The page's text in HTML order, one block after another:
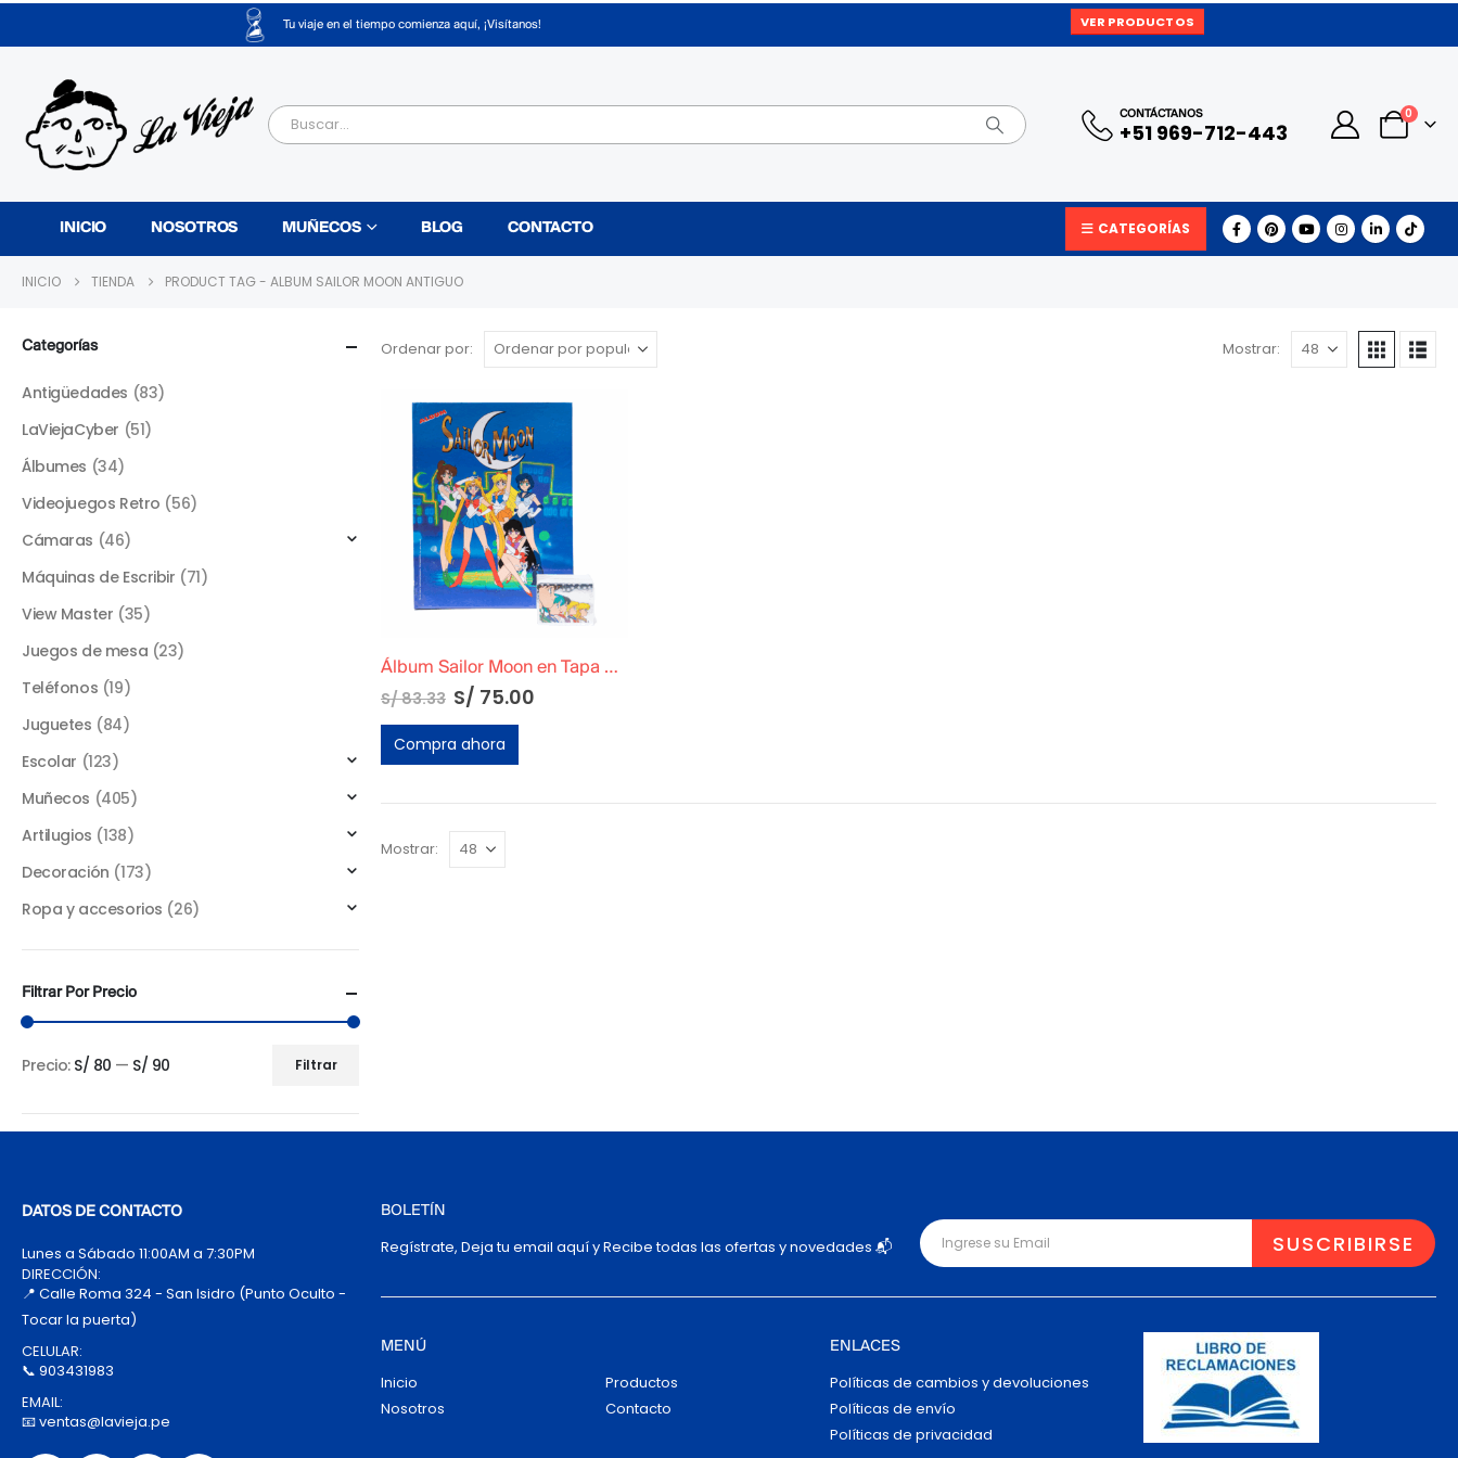
Tu viaje en el tiempo comienza aquí, ¡Visítanos! VER PRODUCTOS
CONTÁCTANOS
+51 969-712-443
0
INICIO NOSOTROS MUÑECOS BLOG CONTACTO CATEGORÍAS
INICIO TIENDA PRODUCT TAG - ALBUM SAILOR MOON ANTIGUO
Ordenar por: Mostrar:
Álbum Sailor Moon en Tapa Dura
S/83.33 S/ 75.00
Compra ahora
Mostrar:
Categorías
Antigüedades (83)
LaViejaCyber (51)
Álbumes (34)
Videojuegos Retro (56)
Cámaras (46)
Máquinas de Escribir (71)
View Master (35)
Juegos de mesa (23)
Teléfonos (19)
Juguetes (84)
Escolar (123)
Muñecos (405)
Artilugios (138)
Decoración (173)
Ropa y accesorios (26)
Filtrar Por Precio
mínimo
máximo
Filtrar
Precio: S/ 80 — S/ 90
DATOS DE CONTACTO
Lunes a Sábado 11:00AM a 7:30PM
DIRECCIÓN:
📍 Calle Roma 324 - San Isidro (Punto Oculto -
Tocar la puerta)
CELULAR:
📞 903431983
EMAIL:
📧 ventas@lavieja.pe
BOLETÍN
Regístrate, Deja tu email aquí y Recibe todas las ofertas y novedades 📬
MENÚ
Inicio
Nosotros
Productos
Contacto
ENLACES
Políticas de cambios y devoluciones
Políticas de envío
Políticas de privacidad